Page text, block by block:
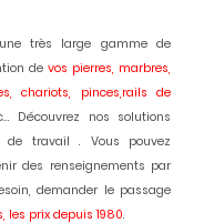
très large gamme de
devos pierres, marbres,
chariots, pinces,rails de
Découvrez nos solutions
travail . Vous pouvez
des renseignements par
demander le passage
les prix depuis 1980.